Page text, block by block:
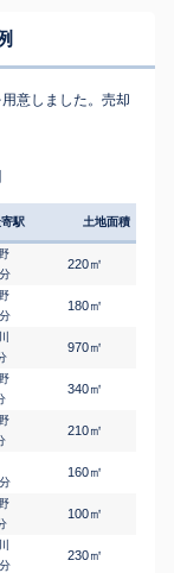
意しました。売却
駅 土地面積
分
220㎡
分
180㎡
970㎡
340㎡
210㎡
分
160㎡
100㎡
分
230㎡